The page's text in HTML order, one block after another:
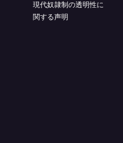
現代奴隷制の透明性に
関する声明